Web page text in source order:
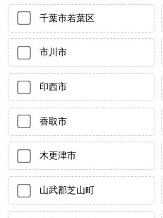
千葉市若葉区
市川市
印西市
香取市
木更津市
山武郡芝山町